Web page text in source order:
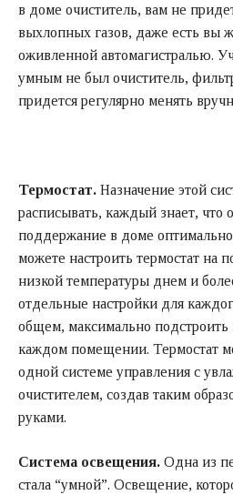
в доме очиститель, вам не
выхлопных газов, даже есть вы
оживленной автомагистралью.
умным не был очиститель,
придется регулярно менять
Термостат. Назначение этой
расписывать, каждый знает, что
поддержание в доме
можете настроить термостат на
низкой температуры днем и
отдельные настройки для
общем, максимально подстроить
каждом помещении. Термостат
одной системе управления с
очистителем, создав таким
руками.
Система освещения. Одна из
стала “умной”. Освещение,